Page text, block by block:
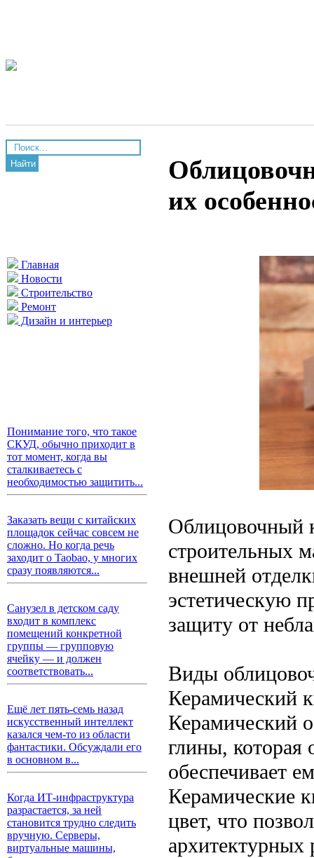
Найти
Главная
Новости
Строительство
Ремонт
Дизайн и интерьер
Понимание того, что такое
СКУД, обычно приходит в
тот момент, когда вы
сталкиваетесь с
необходимостью защитить...
Заказать вещи с китайских
площадок сейчас совсем не
сложно. Но когда речь
заходит о Taobao, у многих
сразу появляются...
Санузел в детском саду
входит в комплекс
помещений конкретной
группы — групповую
ячейку — и должен
соответствовать...
Ещё лет пять-семь назад
искусственный интеллект
казался чем-то из области
фантастики. Обсуждали его
в основном в...
Когда ИТ-инфраструктура
разрастается, за ней
становится трудно следить
вручную. Серверы,
виртуальные машины,
их
Облицовочный
строительных
внешней
эстетическую
защиту от
Виды
Керамический
Керамический
глины, которая
обеспечивает
Керамические
цвет, что